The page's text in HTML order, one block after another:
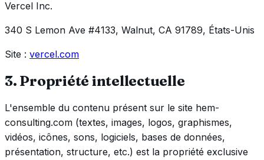
Vercel Inc.
340 S Lemon Ave #4133, Walnut, CA 91789, États-Unis
Site : vercel.com
3. Propriété intellectuelle
L'ensemble du contenu présent sur le site hem-
consulting.com (textes, images, logos, graphismes,
vidéos, icônes, sons, logiciels, bases de données,
présentation, structure, etc.) est la propriété exclusive